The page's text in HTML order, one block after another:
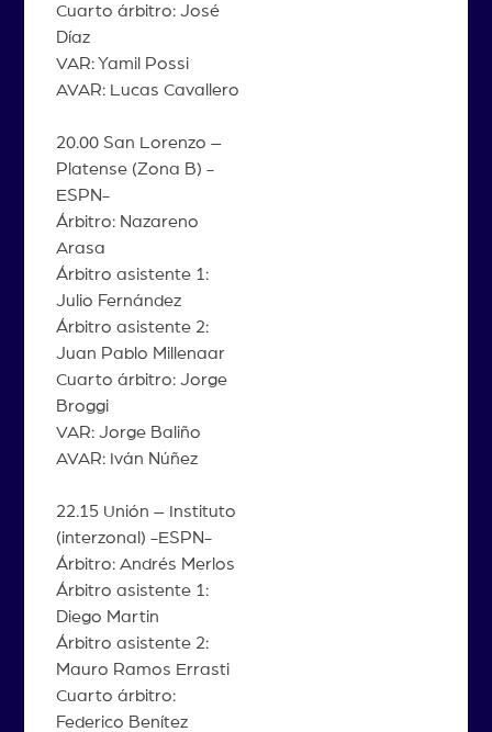
Cuarto árbitro: José
Díaz
VAR: Yamil Possi
AVAR: Lucas Cavallero
20.00 San Lorenzo –
Platense (Zona B) -
ESPN-
Árbitro: Nazareno
Arasa
Árbitro asistente 1:
Julio Fernández
Árbitro asistente 2:
Juan Pablo Millenaar
Cuarto árbitro: Jorge
Broggi
VAR: Jorge Baliño
AVAR: Iván Núñez
22.15 Unión – Instituto
(interzonal) -ESPN-
Árbitro: Andrés Merlos
Árbitro asistente 1:
Diego Martin
Árbitro asistente 2:
Mauro Ramos Errasti
Cuarto árbitro:
Federico Benítez